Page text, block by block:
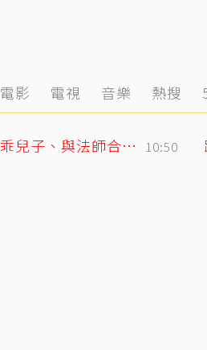
電影 電視 音樂 熱搜
GD私下反差萌藏不住！霸總遇大聲公秒變乖兒子、與法師合照掀網暴動 10:50